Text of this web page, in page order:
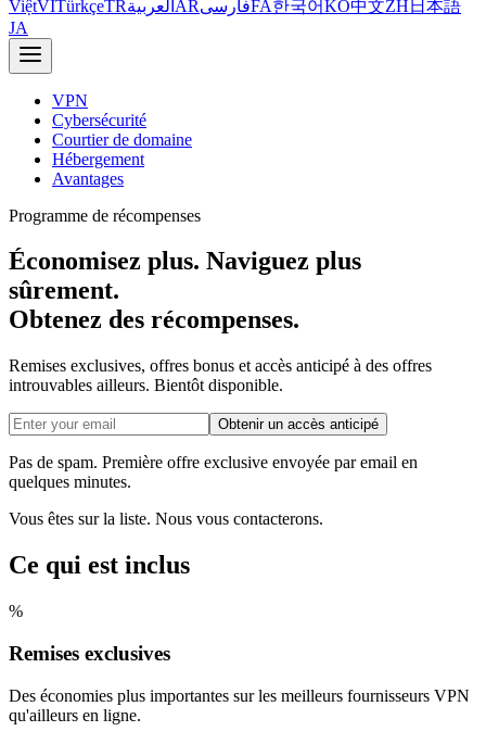
ViệtVITürkçeTRالعربية ARفارسیFA한국어KO中文ZH 日本語
JA
VPN
Cybersécurité
Courtier de domaine
Hébergement
Avantages
Programme de récompenses
Économisez plus. Naviguez plus
sûrement.
Obtenez des récompenses.
Remises exclusives, offres bonus et accès anticipé à des offres
introuvables ailleurs. Bientôt disponible.
Obtenir un accès anticipé
Pas de spam. Première offre exclusive envoyée par email en
quelques minutes.
Vous êtes sur la liste. Nous vous contacterons.
Ce qui est inclus
%
Remises exclusives
Des économies plus importantes sur les meilleurs fournisseurs VPN
qu'ailleurs en ligne.